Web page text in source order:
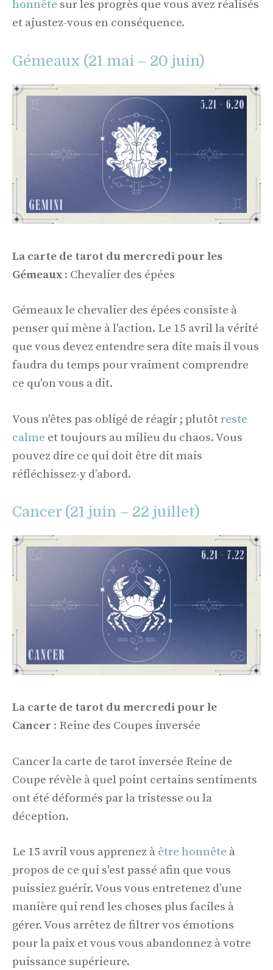
honnête sur les progrès que vous avez réalisés
et ajustez-vous en conséquence.
Gémeaux (21 mai – 20 juin)
La carte de tarot du mercredi pour les
Gémeaux : Chevalier des épées
Gémeaux le chevalier des épées consiste à
penser qui mène à l'action. Le 15 avril la vérité
que vous devez entendre sera dite mais il vous
faudra du temps pour vraiment comprendre
ce qu'on vous a dit.
Vous n'êtes pas obligé de réagir ; plutôtreste
calme et toujours au milieu du chaos. Vous
pouvez dire ce qui doit être dit mais
réfléchissez-y d’abord.
Cancer (21 juin – 22 juillet)
La carte de tarot du mercredi pour le
Cancer : Reine des Coupes inversée
Cancer la carte de tarot inversée Reine de
Coupe révèle à quel point certains sentiments
ont été déformés par la tristesse ou la
déception.
Le 15 avril vous apprenez à être honnête à
propos de ce qui s'est passé afin que vous
puissiez guérir. Vous vous entretenez d’une
manière qui rend les choses plus faciles à
gérer. Vous arrêtez de filtrer vos émotions
pour la paix et vous vous abandonnez à votre
puissance supérieure.